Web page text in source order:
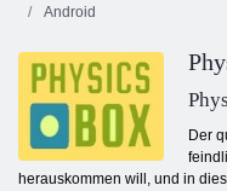
Android
Der
herauskommen will, und in